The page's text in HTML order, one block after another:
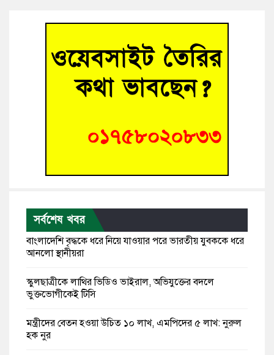
সর্বশেষ খবর
বাংলাদেশি বৃদ্ধকে ধরে নিয়ে যাওয়ার পরে ভারতীয় যুবককে ধরে
আনলো স্থানীয়রা
স্কুলছাত্রীকে লাথির ভিডিও ভাইরাল, অভিযুক্তের বদলে
ভুক্তভোগীকেই টিসি
মন্ত্রীদের বেতন হওয়া উচিত ১০ লাখ, এমপিদের ৫ লাখ: নুরুল
হক নুর